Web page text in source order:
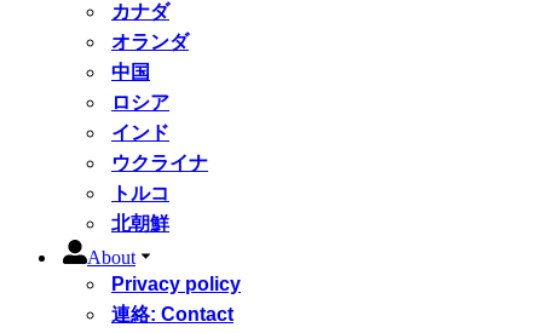
カナダ
オランダ
中国
ロシア
インド
ウクライナ
トルコ
北朝鮮
About
Privacy policy
連絡: Contact